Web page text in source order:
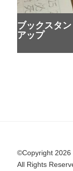
ブックスタ
アップ
©Copyright 2026
All Rights